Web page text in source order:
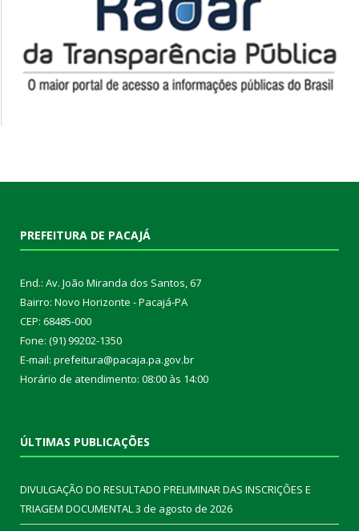
PREFEITURA DE PACAJÁ
End.: Av. João Miranda dos Santos, 67
Bairro: Novo Horizonte - Pacajá-PA
CEP: 68485-000
Fone: (91) 99202-1350
E-mail: prefeitura@pacaja.pa.gov.br
Horário de atendimento: 08:00 às 14:00
ÚLTIMAS PUBLICAÇÕES
DIVULGAÇÃO DO RESULTADO PRELIMINAR DAS INSCRIÇÕES E
TRIAGEM DOCUMENTAL 3 de agosto de 2026